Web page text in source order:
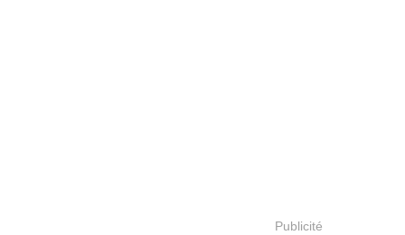
Publicité